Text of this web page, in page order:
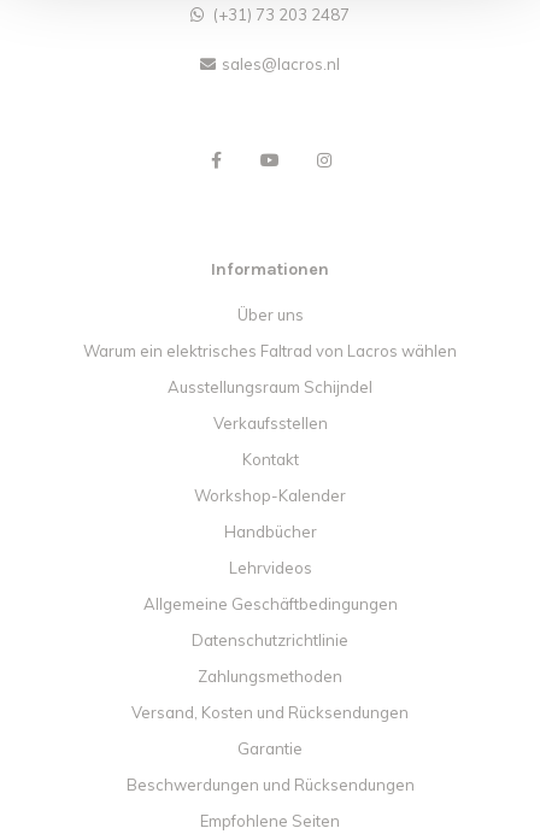
(+31) 73 203 2487
sales@lacros.nl
Informationen
Über uns
Warum ein elektrisches Faltrad von Lacros wählen
Ausstellungsraum Schijndel
Verkaufsstellen
Kontakt
Workshop-Kalender
Handbücher
Lehrvideos
Allgemeine Geschäftbedingungen
Datenschutzrichtlinie
Zahlungsmethoden
Versand, Kosten und Rücksendungen
Garantie
Beschwerdungen und Rücksendungen
Empfohlene Seiten